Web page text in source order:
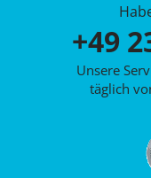
+49
Unsere
täglich